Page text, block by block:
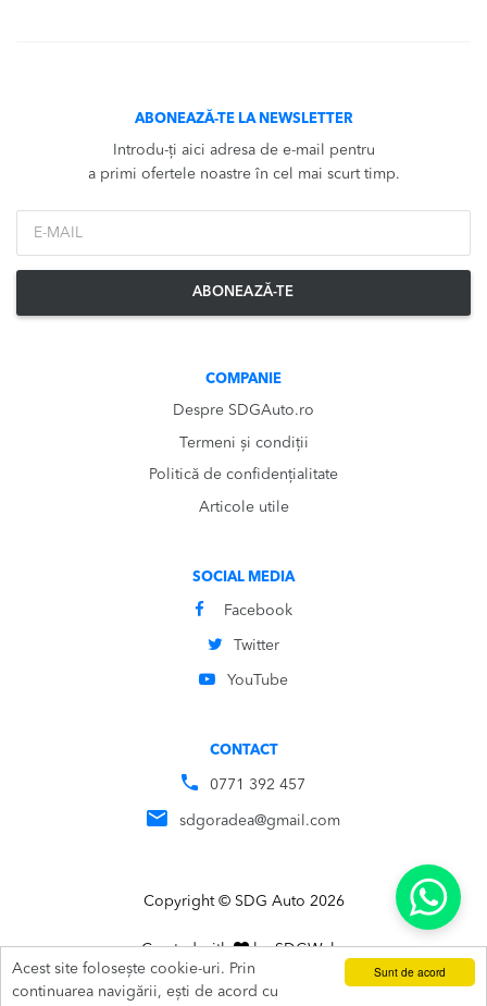
Sunt de acord
Acest site folosește cookie-uri. Prin
continuarea navigării, ești de acord cu
ABONEAZĂ-TE LA NEWSLETTER
Introdu-ți aici adresa de e-mail pentru
a primi ofertele noastre în cel mai scurt timp.
ABONEAZĂ-TE
COMPANIE
Despre SDGAuto.ro
Termeni și condiții
Politică de confidențialitate
Articole utile
SOCIAL MEDIA
Facebook
Twitter
YouTube
CONTACT
0771 392 457
sdgoradea@gmail.com
Copyright © SDG Auto 2026
Created with bySDGWebs
ADAUGĂ ÎN COȘ